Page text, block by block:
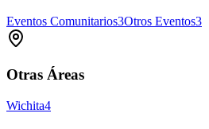
Eventos Comunitarios3Otros Eventos3
Otras Áreas
Wichita4